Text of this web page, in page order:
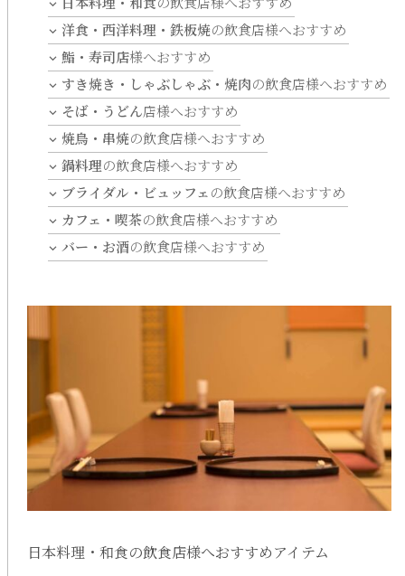
洋食・西洋料理・鉄板焼の飲食店様へおすすめ
鮨・寿司店様へおすすめ
すき焼き・しゃぶしゃぶ・焼肉の飲食店様へおすすめ
そば・うどん店様へおすすめ
焼鳥・串焼の飲食店様へおすすめ
鍋料理の飲食店様へおすすめ
ブライダル・ビュッフェの飲食店様へおすすめ
カフェ・喫茶の飲食店様へおすすめ
バー・お酒の飲食店様へおすすめ
日本料理・和食の飲食店様へおすすめアイテム